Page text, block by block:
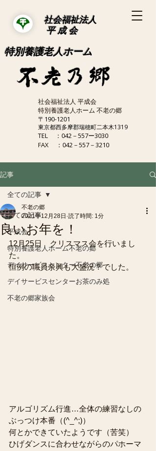
社会福祉法人 平成会
特別養護老人ホーム 不老の郷
〒190-1201
東京都西多摩郡瑞穂町二本木1319
TEL
：042－557ー3030
FAX
：042－557－3210
社会福祉法人
平 成 会
特別養護老人ホーム
記事
全ての記事
平成会
特別養護老人ホーム不老の郷
デイサービスセンター不老の郷
デイサービスセンターお茶のみ処
不老の郷家族会
全ての記事
良いお年を！
不老の郷
2021年12月28日 読了時間: 1分
12月25日　クリスマス会を行いまし
た。
恒例の職員余興も大盛況？でした。
アルゴリズム行進…全体の練習なしの
ぶっつけ本番（(^_^;)）
何とかできていたようです（苦笑）
ひげダンスに合わせながらのパホーマ